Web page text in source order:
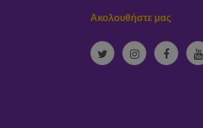
Ακολουθήστε μας